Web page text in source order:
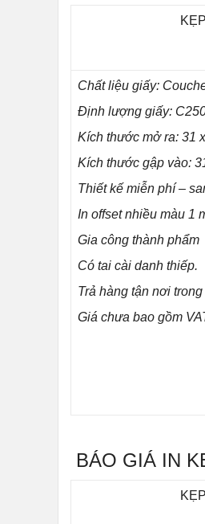
Chất liệu giấy:
Định lượng giấy:
Kích thước mở ra: 31
Kích thước gập vào:
Thiết kế miễn phí –
In offset nhiều màu 1
Gia công thành phẩm
Có tai cài danh thiếp.
Trả hàng tận nơi
Giá chưa bao gồm
BÁO GIÁ IN